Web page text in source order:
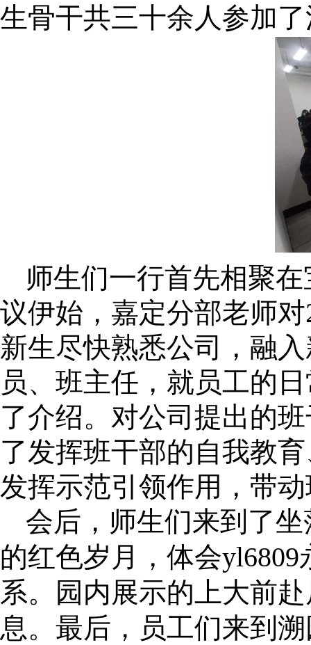
生骨干共三十余人参加
师生们一行首先相聚
议伊始，嘉定分部老师
新生尽快熟悉公司，融
员、班主任，就员工的
了介绍。对公司提出的
了发挥班干部的自我教
发挥示范引领作用，带
会后，师生们来到了
的红色岁月，体会
系。园内展示的上大前
息。最后，员工们来到